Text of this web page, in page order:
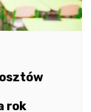
rok